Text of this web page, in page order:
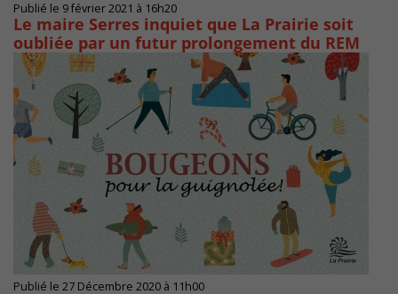
Publié le 9 février 2021 à 16h20
Le maire Serres inquiet que La Prairie soit
oubliée par un futur prolongement du REM
Publié le 27 Décembre 2020 à 11h00